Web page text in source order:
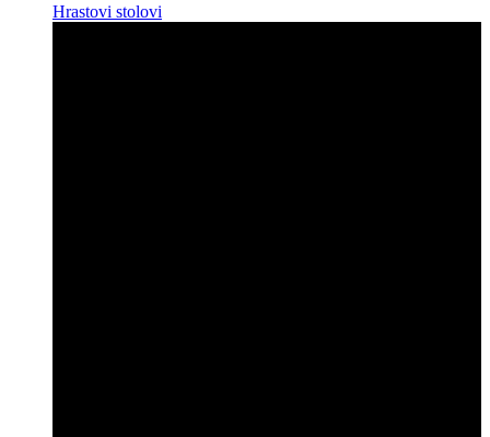
Hrastovi stolovi